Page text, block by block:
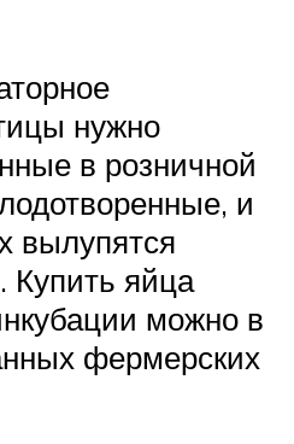
нужно
в розничной
и
вылупятся
Купить яйца
можно в
фермерских